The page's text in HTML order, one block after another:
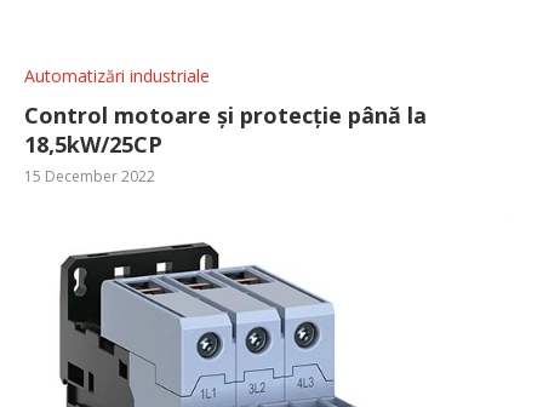
Automatizări industriale
Control motoare și protecție până la
18,5kW/25CP
15 December 2022